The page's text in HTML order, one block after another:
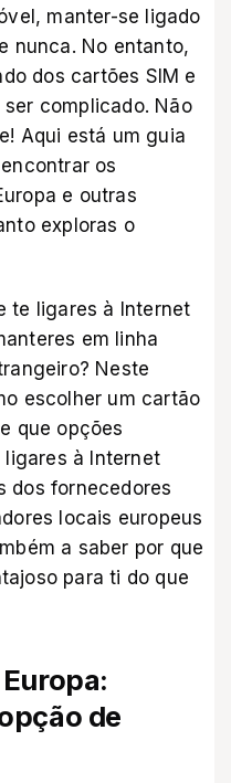
manter-se ligado
nunca. No entanto,
dos cartões SIM e
complicado. Não
Aqui está um guia
os
e outras
exploras o
te ligares à Internet
em linha
Neste
escolher um cartão
que opções
à Internet
dos fornecedores
locais europeus
a saber por que
para ti do que
de